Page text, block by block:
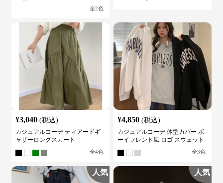
全2色
¥3,040 (税込)
カジュアルコーデ ティアードギ
ャザーロングスカート
全4色
¥4,850 (税込)
カジュアルコーデ 体型カバー ボ
ーイフレンド風 ロゴ スウェット
全3色
人気 人気